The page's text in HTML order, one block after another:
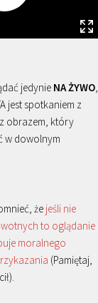
jedynie NA ŻYWO,
jest spotkaniem z
z obrazem, który
w dowolnym
że jeśli nie
to oglądanie
moralnego
(Pamiętaj,